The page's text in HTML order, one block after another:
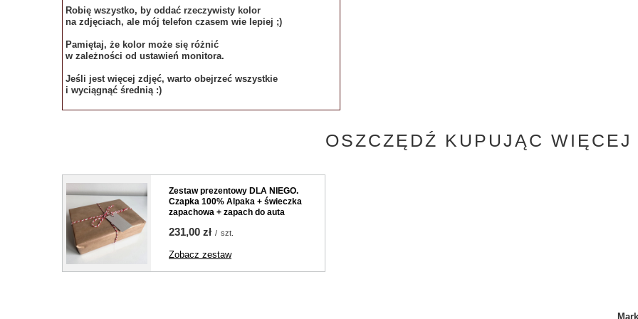
Robię wszystko, by oddać rzeczywisty kolor
na zdjęciach, ale mój telefon czasem wie lepiej ;)
Pamiętaj, że kolor może się różnić
w zależności od ustawień monitora.
Jeśli jest więcej zdjęć, warto obejrzeć wszystkie
i wyciągnąć średnią :)
OSZCZĘDŹ KUPUJĄC WIĘCEJ
Zestaw prezentowy DLA NIEGO.
Czapka 100% Alpaka + świeczka
zapachowa + zapach do auta
231,00 zł / szt.
Zobacz zestaw